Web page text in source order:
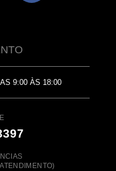
9:00 ÀS 18:00